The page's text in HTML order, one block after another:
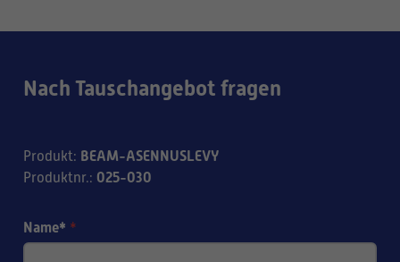
Nach Tauschangebot fragen
Produkt: BEAM-ASENNUSLEVY
Produktnr.: 025-030
Name* *